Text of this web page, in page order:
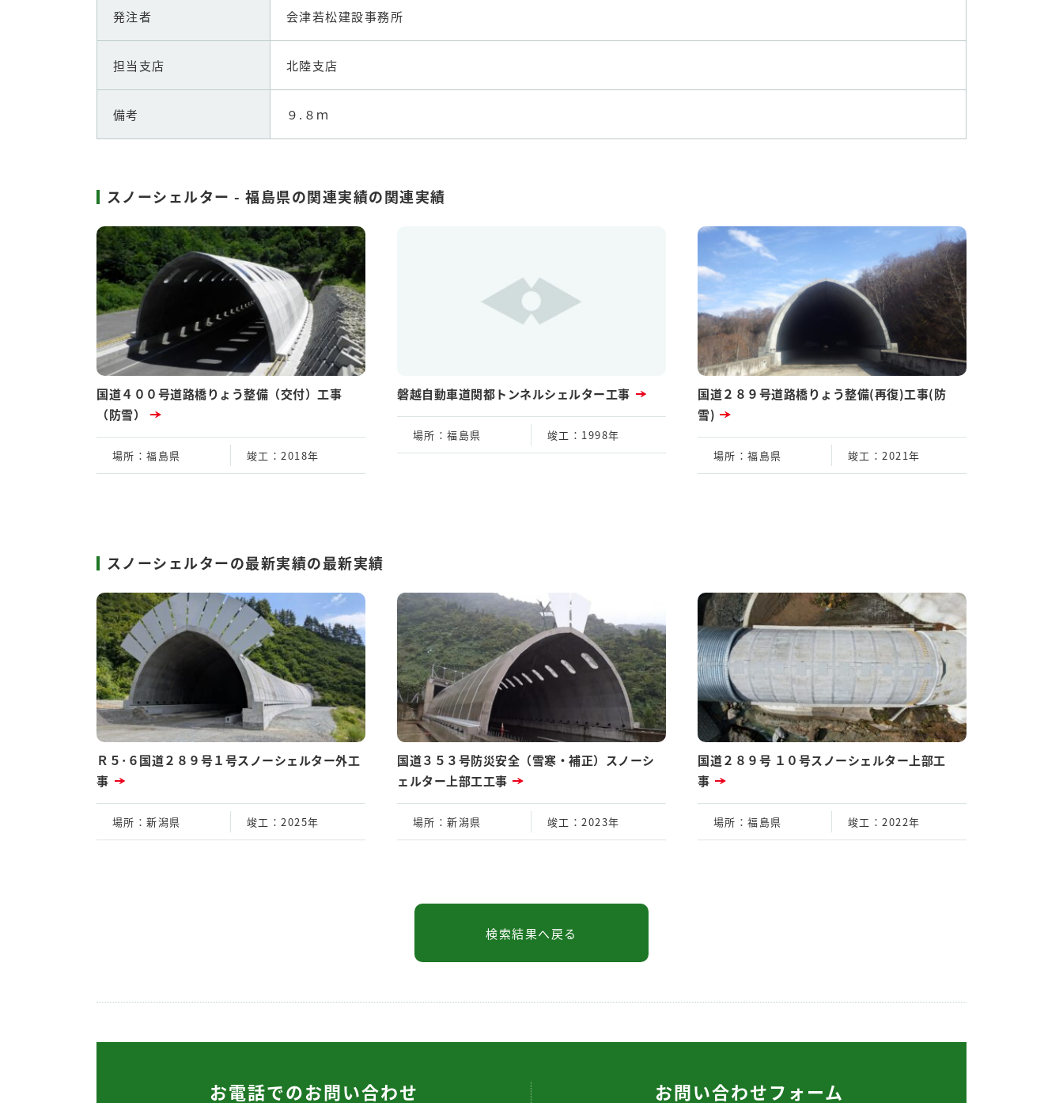
発注者 会津若松建設事務所
担当支店 北陸支店
備考 ９.８ｍ
スノーシェルター - 福島県の関連実績の関連実績
国道４００号道路橋りょう整備（交付）工事
（防雪）
場所 ：福島県 竣工 ：2018年
磐越自動車道関都トンネルシェルター工事
場所 ：福島県 竣工 ：1998年
国道２８９号道路橋りょう整備(再復)工事(防
雪)
場所 ：福島県 竣工 ：2021年
スノーシェルターの最新実績の最新実績
Ｒ５･６国道２８９号１号スノーシェルター外工
事
場所 ：新潟県 竣工 ：2025年
国道３５３号防災安全（雪寒・補正）スノーシ
ェルター上部工工事
場所 ：新潟県 竣工 ：2023年
国道２８９号 １０号スノーシェルター上部工
事
場所 ：福島県 竣工 ：2022年
お電話でのお問い合わせ お問い合わせフォーム